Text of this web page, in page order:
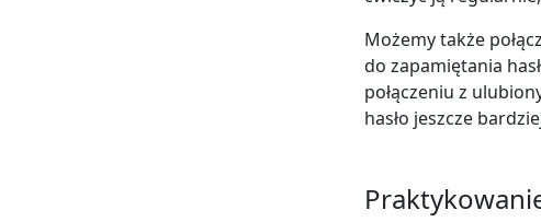
Możemy także
do zapamiętania
połączeniu z
hasło jeszcze